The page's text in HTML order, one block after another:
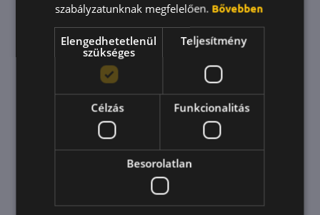
szabályzatunknak megfelelően. Bővebben
Elengedhetetlenül
szükséges
Teljesítmény
Célzás Funkcionalitás
Besorolatlan